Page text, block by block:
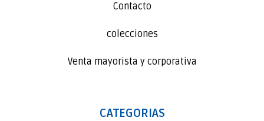
Contacto
colecciones
Venta mayorista y corporativa
CATEGORIAS